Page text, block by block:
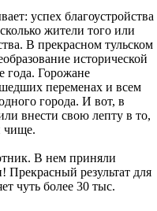
успех благоустройства
жители того или
В прекрасном тульском
исторической
года. Горожане
переменах и всем
города. И вот, в
внести свою лепту в то,
чище.
В нем приняли
Прекрасный результат для
чуть более 30 тыс.